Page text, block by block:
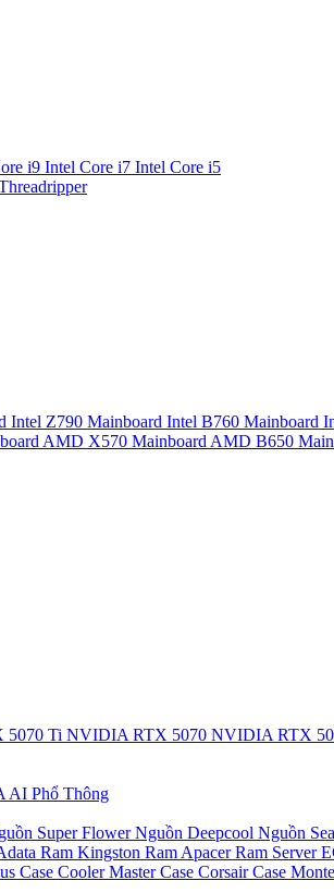
i9 Intel Core i7 Intel Core i5
Intel Z790 Mainboard Intel B760 Mainboard
AMD X570 Mainboard AMD B650
Ti NVIDIA RTX 5070 NVIDIA RTX
AI Phổ Thông
Super FlowerNguồn Deepcool Nguồn
Ram Kingston Ram ApacerRam Server
Case Cooler MasterCase CorsairCase